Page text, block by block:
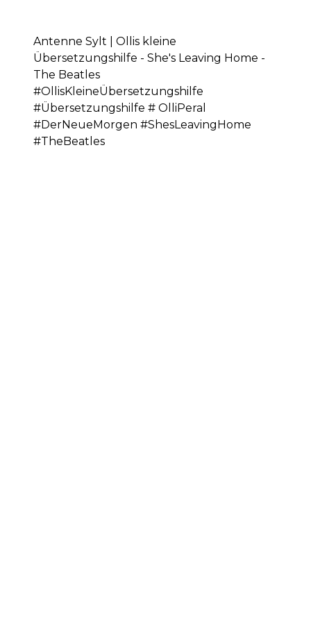
Antenne Sylt | Ollis kleine
Übersetzungshilfe - She's Leaving Home -
The Beatles
#OllisKleineÜbersetzungshilfe
#Übersetzungshilfe # OlliPeral
#DerNeueMorgen #ShesLeavingHome
#TheBeatles